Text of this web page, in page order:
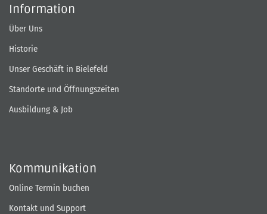
Information
Über Uns
Historie
Unser Geschäft in Bielefeld
Standorte und Öffnungszeiten
Ausbildung & Job
Kommunikation
Online Termin buchen
Kontakt und Support